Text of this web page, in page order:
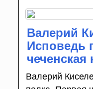
Валерий
Исповедь
чеченская
Валерий